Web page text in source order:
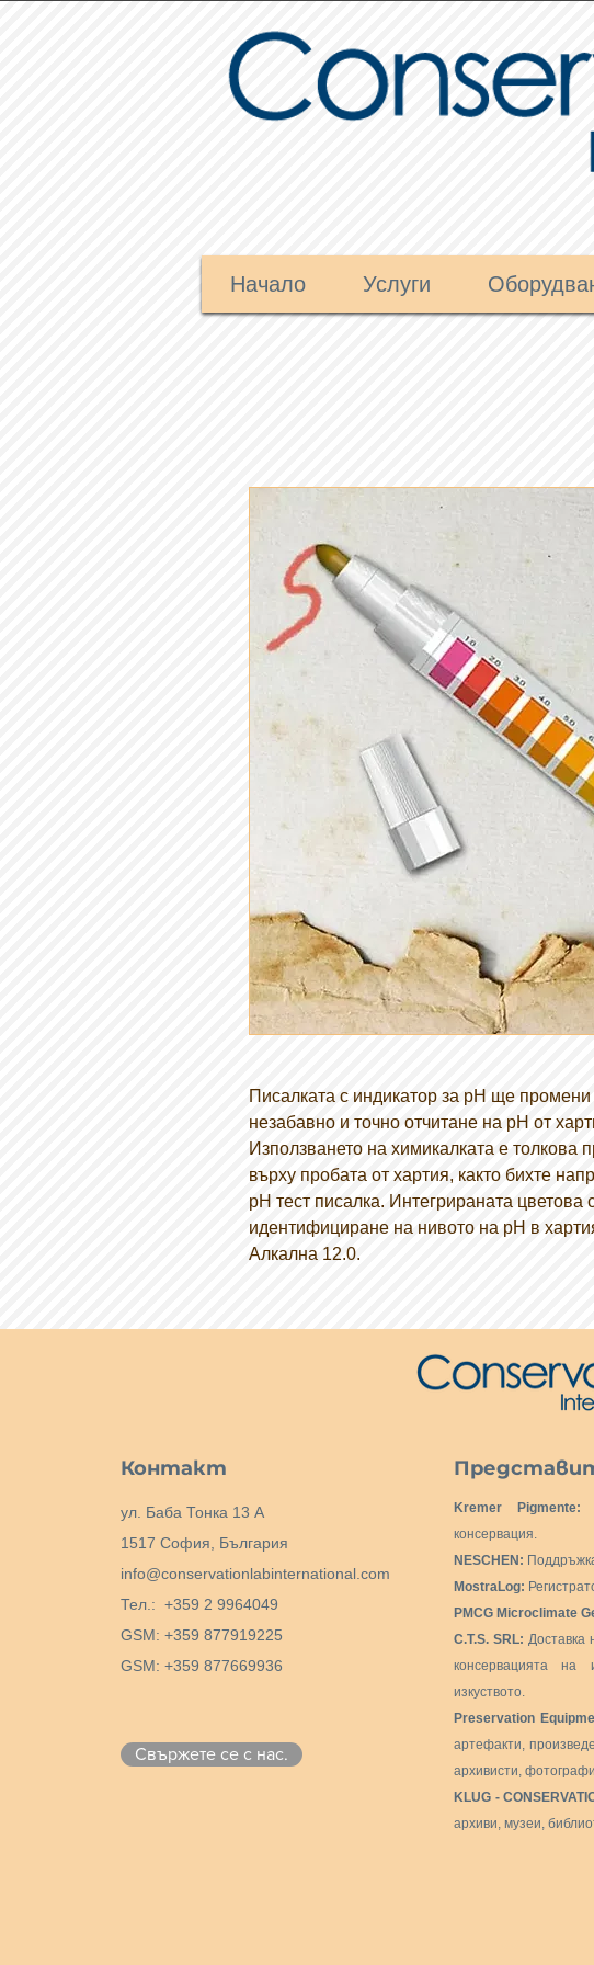
Начало Услуги
Писалката с индикатор за рН ще промени
незабавно и точно отчитане на рН от
Използването на химикалката е толкова
върху пробата от хартия, както бихте
рН тест писалка. Интегрираната цветова
идентифициране на нивото на рН в
Алкална 12.0.
Контакт
ул. Баба Тонка 13 А
1517 София, България
info@conservationlabinternational.com
Тел.: +359 2 9964049
GSM: +359 877919225
GSM: +359 877669936
Свържете се с нас.
Kremer Pigmente:
консервация.
NESCHEN:
MostraLog:
PMCG Microclimate
C.T.S. SRL: Доставка
консервацията на
изкуството.
Preservation
артефакти,
архивисти,
KLUG -
архиви, музеи,